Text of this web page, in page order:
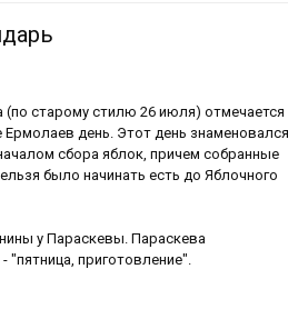
(по старому стилю 26 июля) отмечается
Ермолаев день. Этот день знаменовался
сбора яблок, причем собранные
было начинать есть до Яблочного
у Параскевы. Параскева
"пятница, приготовление".